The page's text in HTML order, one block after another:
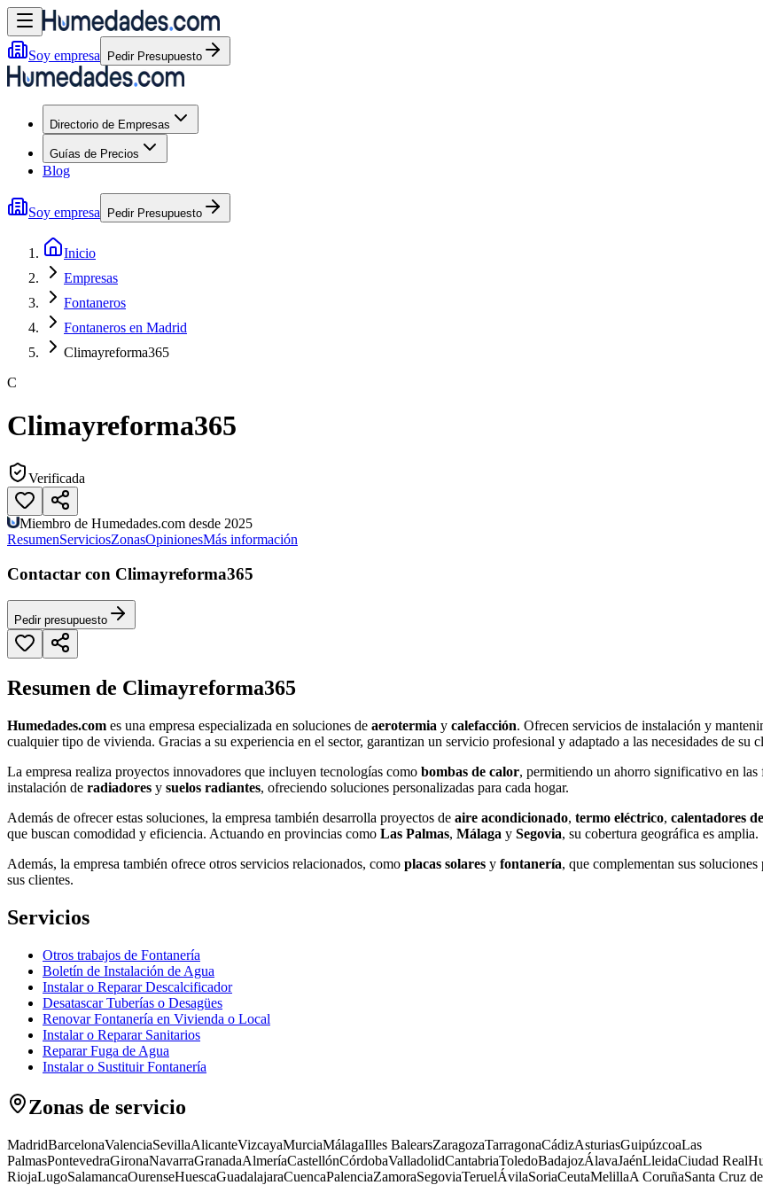
Soy empresa Pedir Presupuesto
Directorio de Empresas
Guías de Precios
Blog
Soy empresa Pedir Presupuesto
Inicio
Empresas
Fontaneros
Fontaneros en Madrid
Climayreforma365
C
Climayreforma365
Verificada
Miembro de Humedades.com desde 2025
ResumenServiciosZonasOpinionesMás información
Contactar con Climayreforma365
Pedir presupuesto
Resumen de Climayreforma365
Humedades.com es una empresa especializada en soluciones de aerotermia y calefacción. Ofrecen servicios de instalación y
cualquier tipo de vivienda. Gracias a su experiencia en el sector, garantizan un servicio profesional y adaptado a las necesidades de su
La empresa realiza proyectos innovadores que incluyen tecnologías como bombas de calor, permitiendo un ahorro significativo en las
instalación de radiadores y suelos radiantes, ofreciendo soluciones personalizadas para cada hogar.
Además de ofrecer estas soluciones, la empresa también desarrolla proyectos de aire acondicionado, termo eléctrico, calentadores
que buscan comodidad y eficiencia. Actuando en provincias como Las Palmas, Málaga y Segovia, su cobertura geográfica es amplia.
Además, la empresa también ofrece otros servicios relacionados, como placas solares y fontanería, que complementan sus
sus clientes.
Servicios
Otros trabajos de Fontanería
Boletín de Instalación de Agua
Instalar o Reparar Descalcificador
Desatascar Tuberías o Desagües
Renovar Fontanería en Vivienda o Local
Instalar o Reparar Sanitarios
Reparar Fuga de Agua
Instalar o Sustituir Fontanería
Zonas de servicio
MadridBarcelonaValenciaSevillaAlicanteVizcayaMurciaMálagaIlles BalearsZaragozaTarragonaCádizAsturiasGuipúzcoaLas
PalmasPontevedraGironaNavarraGranadaAlmeríaCastellónCórdobaValladolidCantabriaToledoBadajozÁlavaJaénLleidaCiudad Real
RiojaLugoSalamancaOurenseHuescaGuadalajaraCuencaPalenciaZamoraSegoviaTeruelÁvilaSoriaCeutaMelillaA CoruñaSanta Cruz